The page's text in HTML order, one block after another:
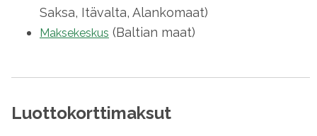
Saksa, Itävalta, Alankomaat)
Maksekeskus (Baltian maat)
Luottokorttimaksut